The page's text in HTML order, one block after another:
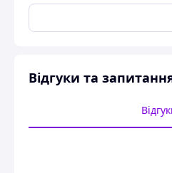
Розмір, см
Підійде і для святкового
народження (Новий Рік).
використовувати для
Відгуки та